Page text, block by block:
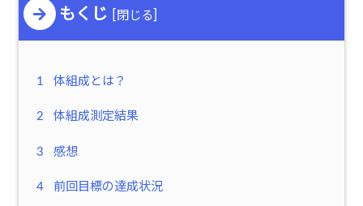
もくじ 閉じる
1 体組成とは？
2 体組成測定結果
3 感想
4 前回目標の達成状況